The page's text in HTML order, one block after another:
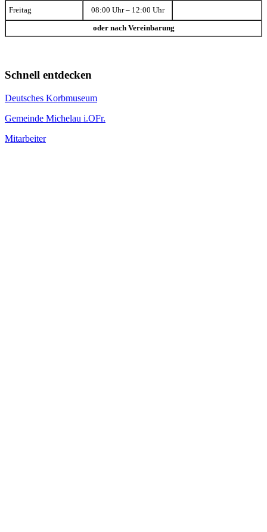
Freitag 08:00 Uhr – 12:00 Uhr
oder nach Vereinbarung
Schnell entdecken
Deutsches Korbmuseum
Gemeinde Michelau i.OFr.
Mitarbeiter